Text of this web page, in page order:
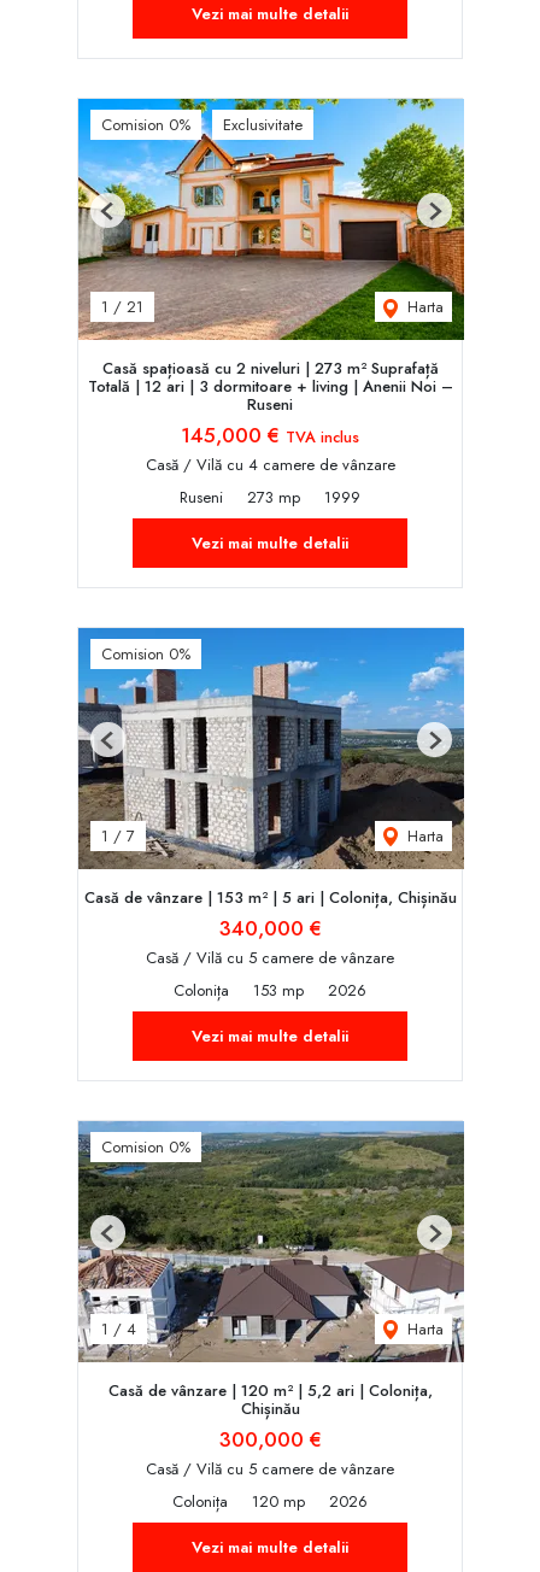
Vezi mai multe detalii
Comision 0% Exclusivitate
1 / 21 Harta
Previous Next
Casă spațioasă cu 2 niveluri | 273 m² Suprafață
Totală | 12 ari | 3 dormitoare + living | Anenii Noi –
Ruseni
145,000 € TVA inclus
Casă / Vilă cu 4 camere de vânzare
Ruseni
273 mp
1999
Vezi mai multe detalii
Comision 0%
1 / 7 Harta
Previous Next
Casă de vânzare | 153 m² | 5 ari | Colonița, Chișinău
340,000 €
Casă / Vilă cu 5 camere de vânzare
Colonița
153 mp
2026
Vezi mai multe detalii
Comision 0%
1 / 4 Harta
Previous Next
Casă de vânzare | 120 m² | 5,2 ari | Colonița,
Chișinău
300,000 €
Casă / Vilă cu 5 camere de vânzare
Colonița
120 mp
2026
Vezi mai multe detalii